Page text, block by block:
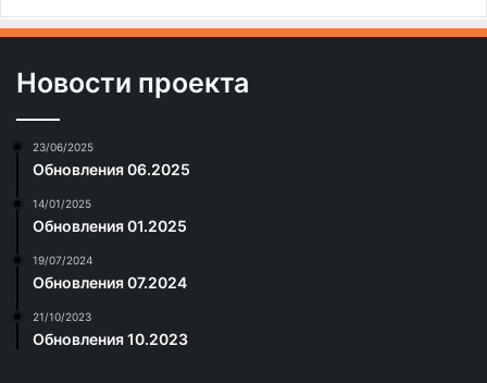
Новости проекта
23/06/2025
Обновления 06.2025
14/01/2025
Обновления 01.2025
19/07/2024
Обновления 07.2024
21/10/2023
Обновления 10.2023